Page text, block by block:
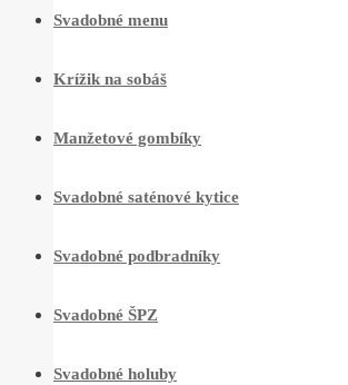
Svadobné menu
Krížik na sobáš
Manžetové gombíky
Svadobné saténové kytice
Svadobné podbradníky
Svadobné ŠPZ
Svadobné holuby